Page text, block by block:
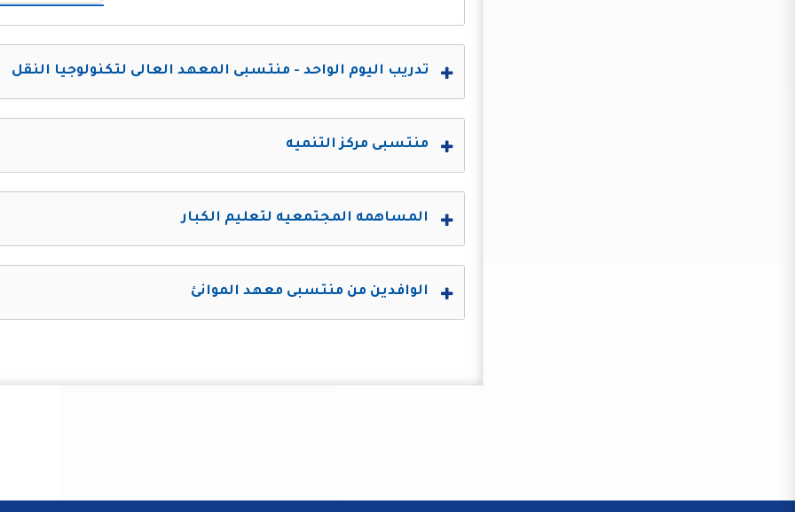
تدريب اليوم الواحد - منتسبى المعهد العالى لتكنولوجيا النقل
منتسبى مركز التنميه
المساهمه المجتمعيه لتعليم الكبار
الوافدين من منتسبى معهد الموانئ